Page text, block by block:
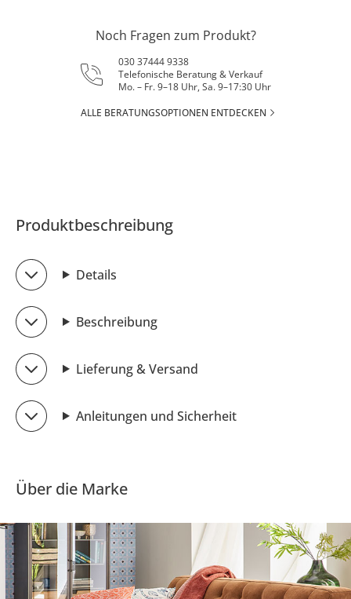
Noch Fragen zum Produkt?
030 37444 9338
Telefonische Beratung & Verkauf
Mo. – Fr. 9–18 Uhr, Sa. 9–17:30 Uhr
ALLE BERATUNGSOPTIONEN ENTDECKEN
Produktbeschreibung
Details
Beschreibung
Lieferung & Versand
Anleitungen und Sicherheit
Über die Marke